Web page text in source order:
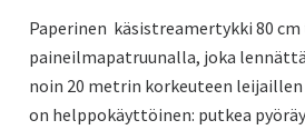
Paperinen käsistreamertykki 80
paineilmapatruunalla, joka
noin 20 metrin korkeuteen
on helppokäyttöinen: putkea